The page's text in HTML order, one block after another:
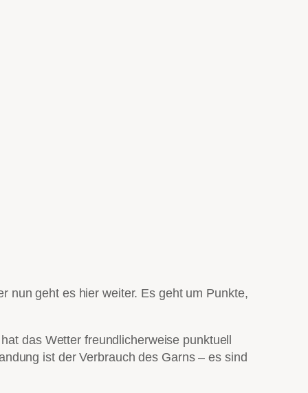
nun geht es hier weiter. Es geht um Punkte,
das Wetter freundlicherweise punktuell
ist der Verbrauch des Garns – es sind